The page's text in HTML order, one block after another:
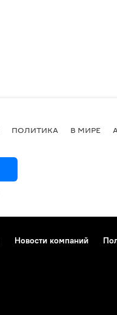
ПОЛИТИКА В МИРЕ
Новости компаний